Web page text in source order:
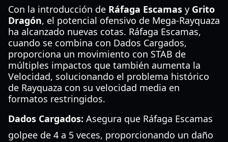
Con la introducción de Ráfaga Escamas y Grito
Dragón, el potencial ofensivo de Mega-Rayquaza
ha alcanzado nuevas cotas. Ráfaga Escamas,
cuando se combina con Dados Cargados,
proporciona un movimiento con STAB de
múltiples impactos que también aumenta la
Velocidad, solucionando el problema histórico
de Rayquaza con su velocidad media en
formatos restringidos.
Dados Cargados: Asegura que Ráfaga Escamas
golpee de 4 a 5 veces, proporcionando un daño